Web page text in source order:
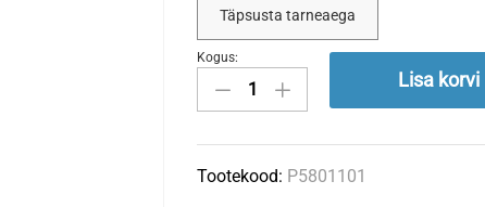
Täpsusta tarneaega
Tald
Vogel&Noot
quantity
Kogus:
Lisa korvi
Tootekood: P5801101